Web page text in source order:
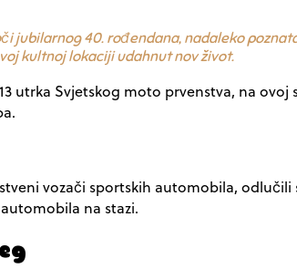
jubilarnog 40. rođendana, nadaleko
kultnoj lokaciji udahnut nov život.
utrka Svjetskog moto prvenstva, na
vozači sportskih automobila,
na stazi.